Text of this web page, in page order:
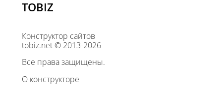
TOBIZ
Конструктор сайтов
tobiz.net © 2013-2026
Все права защищены.
О конструкторе